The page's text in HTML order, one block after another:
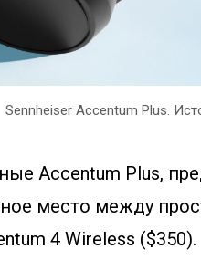
Sennheiser Accentum Plus.
Accentum Plus,
место между
4 Wireless ($350).